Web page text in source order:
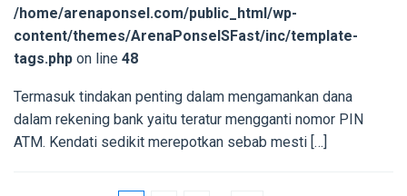
/home/arenaponsel.com/public_html/wp-
content/themes/ArenaPonselSFast/inc/template-
tags.php on line 48
Termasuk tindakan penting dalam mengamankan dana
dalam rekening bank yaitu teratur mengganti nomor PIN
ATM. Kendati sedikit merepotkan sebab mesti […]